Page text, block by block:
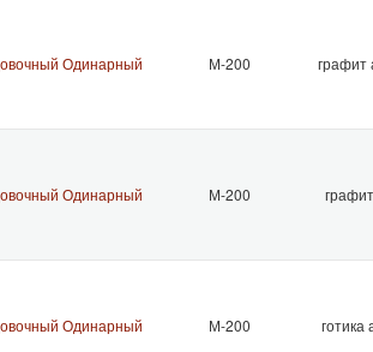
Одинарный М-200 графит
Одинарный М-200
Одинарный М-200 готика